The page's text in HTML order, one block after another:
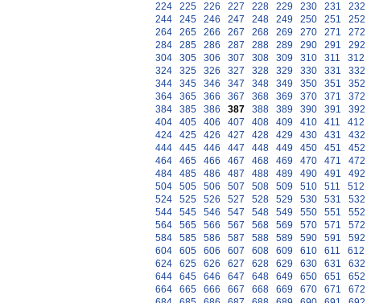
224
225 226 227 228 229 230 231 232
244
245 246 247 248 249 250 251 252
264
265 266 267 268 269 270 271 272
284
285 286 287 288 289 290 291 292
304
305 306 307 308 309 310 311 312
324
325 326 327 328 329 330 331 332
344
345 346 347 348 349 350 351 352
364
365 366 367 368 369 370 371 372
384
385 386 387 388 389 390 391 392
404
405 406 407 408 409 410 411 412
424
425 426 427 428 429 430 431 432
444
445 446 447 448 449 450 451 452
464
465 466 467 468 469 470 471 472
484
485 486 487 488 489 490 491 492
504
505 506 507 508 509 510 511 512
524
525 526 527 528 529 530 531 532
544
545 546 547 548 549 550 551 552
564
565 566 567 568 569 570 571 572
584
585 586 587 588 589 590 591 592
604
605 606 607 608 609 610 611 612
624
625 626 627 628 629 630 631 632
644
645 646 647 648 649 650 651 652
664
665 666 667 668 669 670 671 672